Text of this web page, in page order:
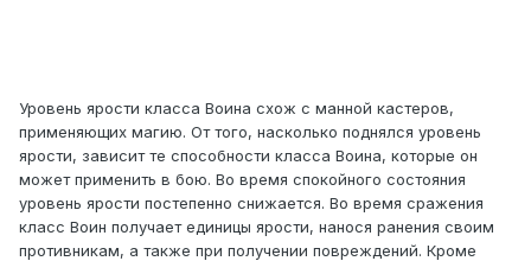
Уровень ярости класса Воина схож с манной кастеров,
применяющих магию. От того, насколько поднялся уровень
ярости, зависит те способности класса Воина, которые он
может применить в бою. Во время спокойного состояния
уровень ярости постепенно снижается. Во время сражения
класс Воин получает единицы ярости, нанося ранения своим
противникам, а также при получении повреждений. Кроме